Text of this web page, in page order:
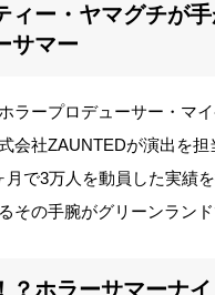
ィー・ヤマグチが
サマー
ラープロデューサー・マ
会社ZAUNTEDが演出を
月で3万人を動員した実績
その手腕がグリーンランド
？ホラーサマーナ